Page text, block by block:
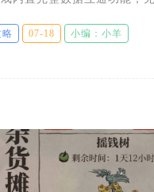
、纹饰、瞳色全部捏脸参
PC端
略 07-18 小编：小羊